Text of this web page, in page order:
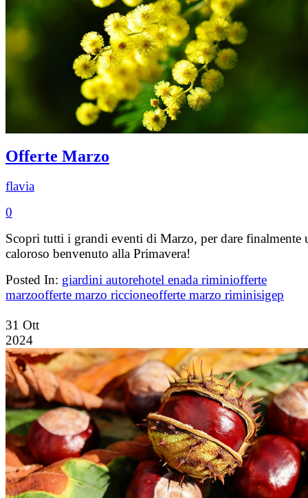
Offerte Marzo
flavia
0
Scopri tutti i grandi eventi di Marzo, per dare finalmente
caloroso benvenuto alla Primavera!
Posted In: giardini autorehotel enada riminiofferte
marzoofferte marzo riccioneofferte marzo riminisigep
31 Ott
2024